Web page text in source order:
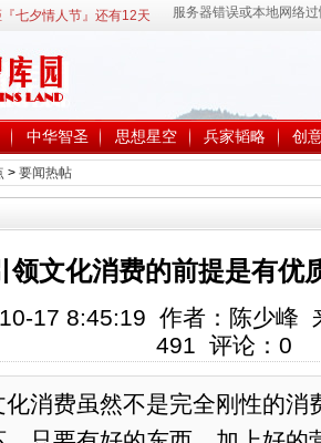
七夕情人节』还有12天
中华智圣 思想星空 兵家韬略 创
> 要闻热帖
领文化消费的前提是有优
17 8:45:19 作者：陈少峰
491 评论： 0
化消费虽然不是完全刚性的消